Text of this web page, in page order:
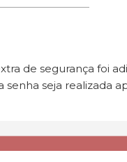
de segurança foi
seja realizada